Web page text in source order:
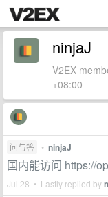
ninjaJ
V2EX
+08:00
问与答 • ninjaJ
国内能访问 https://
Jul 28 • Lastly replied by